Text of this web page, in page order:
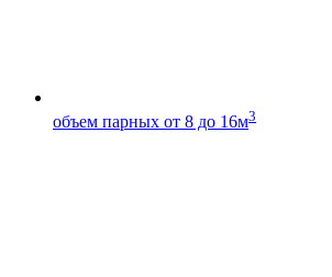
объем парных от 8 до 16м3